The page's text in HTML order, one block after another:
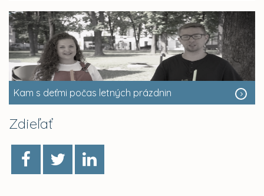
Kam s deťmi počas letných prázdnin
Zdieľať